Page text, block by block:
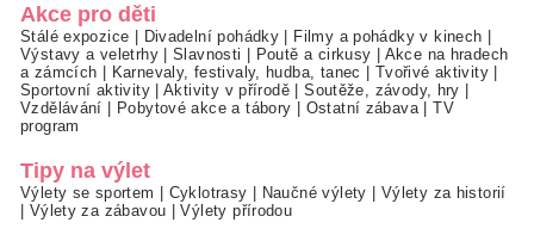
Akce pro děti
Stálé expozice Divadelní pohádky Filmy a pohádky v kinech
Výstavy a veletrhy|Slavnosti Poutě a cirkusy
Akce na hradech
a zámcích
Karnevaly, festivaly, hudba, tanec Tvořivé aktivity
Sportovní aktivity|Aktivity v přírodě |Soutěže, závody, hry
Vzdělávání
Pobytové akce a tábory Ostatní zábava |TV
program
Tipy na výlet
Výlety se sportem Cyklotrasy Naučné výlety
Výlety za historií
Výlety za zábavou |Výlety přírodou